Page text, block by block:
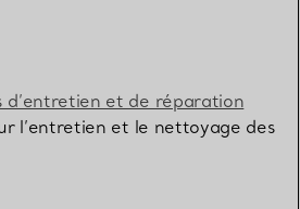
d’entretien et de réparation
l’entretien et le nettoyage des